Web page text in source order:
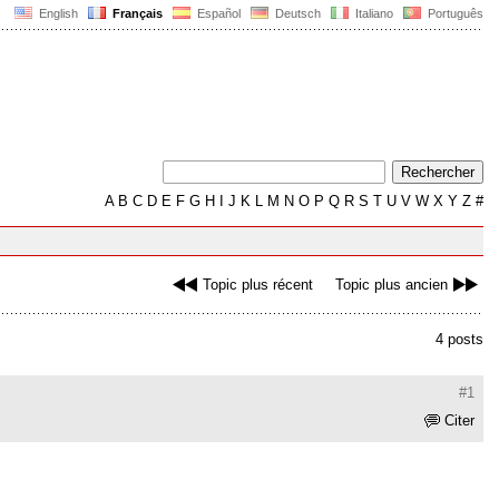
English Français Español Deutsch Italiano Português
AB C D E F G H J K L M N O P Q R S T U V W X Y Z #
Topic plus récent Topic plus ancien
4 posts
#1
Citer